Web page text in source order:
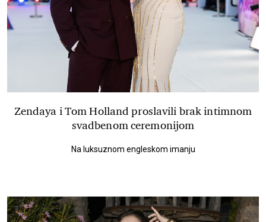
Zendaya i Tom Holland proslavili brak intimnom
svadbenom ceremonijom
Na luksuznom engleskom imanju